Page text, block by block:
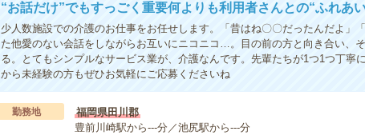
“お話だけ”でもすっごく重要何よりも利用者さんとの“ふれあ
少人数施設での介護のお仕事をお任せします。「昔はね〇〇だったんだよ」
た他愛のない会話をしながらお互いにニコニコ…。目の前の方と向き合い、
る。とてもシンプルなサービス業が、介護なんです。先輩たちが1つ1つ丁寧
から未経験の方もぜひお気軽にご応募くださいね
勤務地
福岡県田川郡
豊前川崎駅から---分／池尻駅から---分